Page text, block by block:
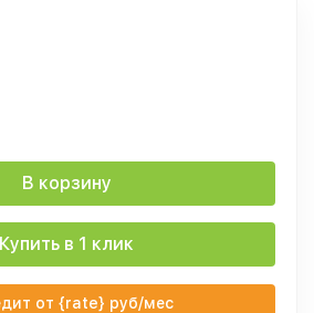
В корзину
Купить в 1 клик
от {rate} руб/мес